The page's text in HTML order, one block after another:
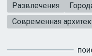
Развлечения
Современная